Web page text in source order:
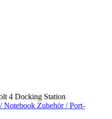
4 Docking Station
/Notebook Zubehör/Port-